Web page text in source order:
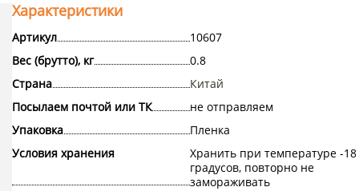
Характеристики
Артикул
10607
Вес (брутто), кг
0.8
Страна
Китай
Посылаем почтой или ТК
не отправляем
Упаковка
Пленка
Условия хранения
Хранить при температуре -18
градусов, повторно не
замораживать